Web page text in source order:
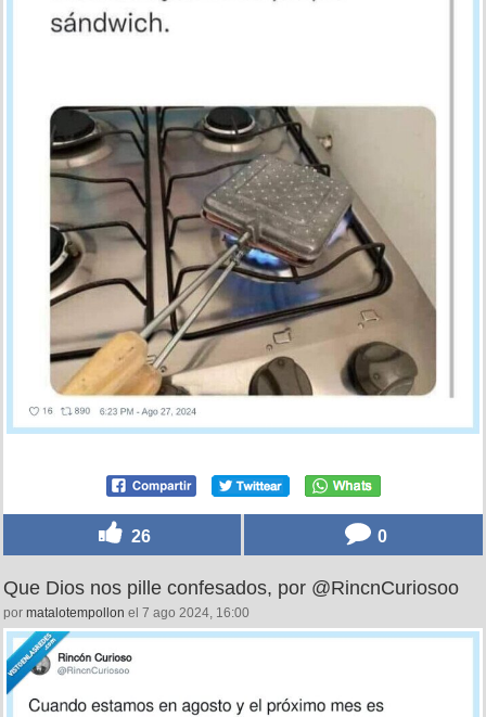
26 0
Que Dios nos pille confesados, por @RincnCuriosoo
por matalotempollon el 7 ago 2024, 16:00